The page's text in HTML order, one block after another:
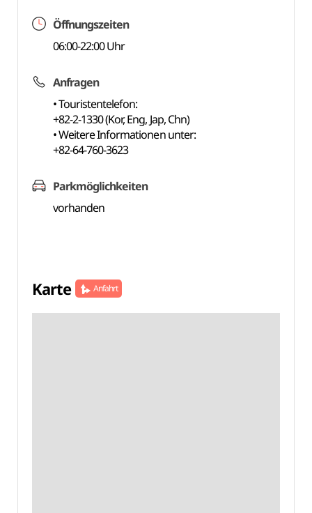
Öffnungszeiten
06:00-22:00 Uhr
Anfragen
• Touristentelefon:
+82-2-1330 (Kor, Eng, Jap, Chn)
• Weitere Informationen unter:
+82-64-760-3623
Parkmöglichkeiten
vorhanden
Karte Anfahrt